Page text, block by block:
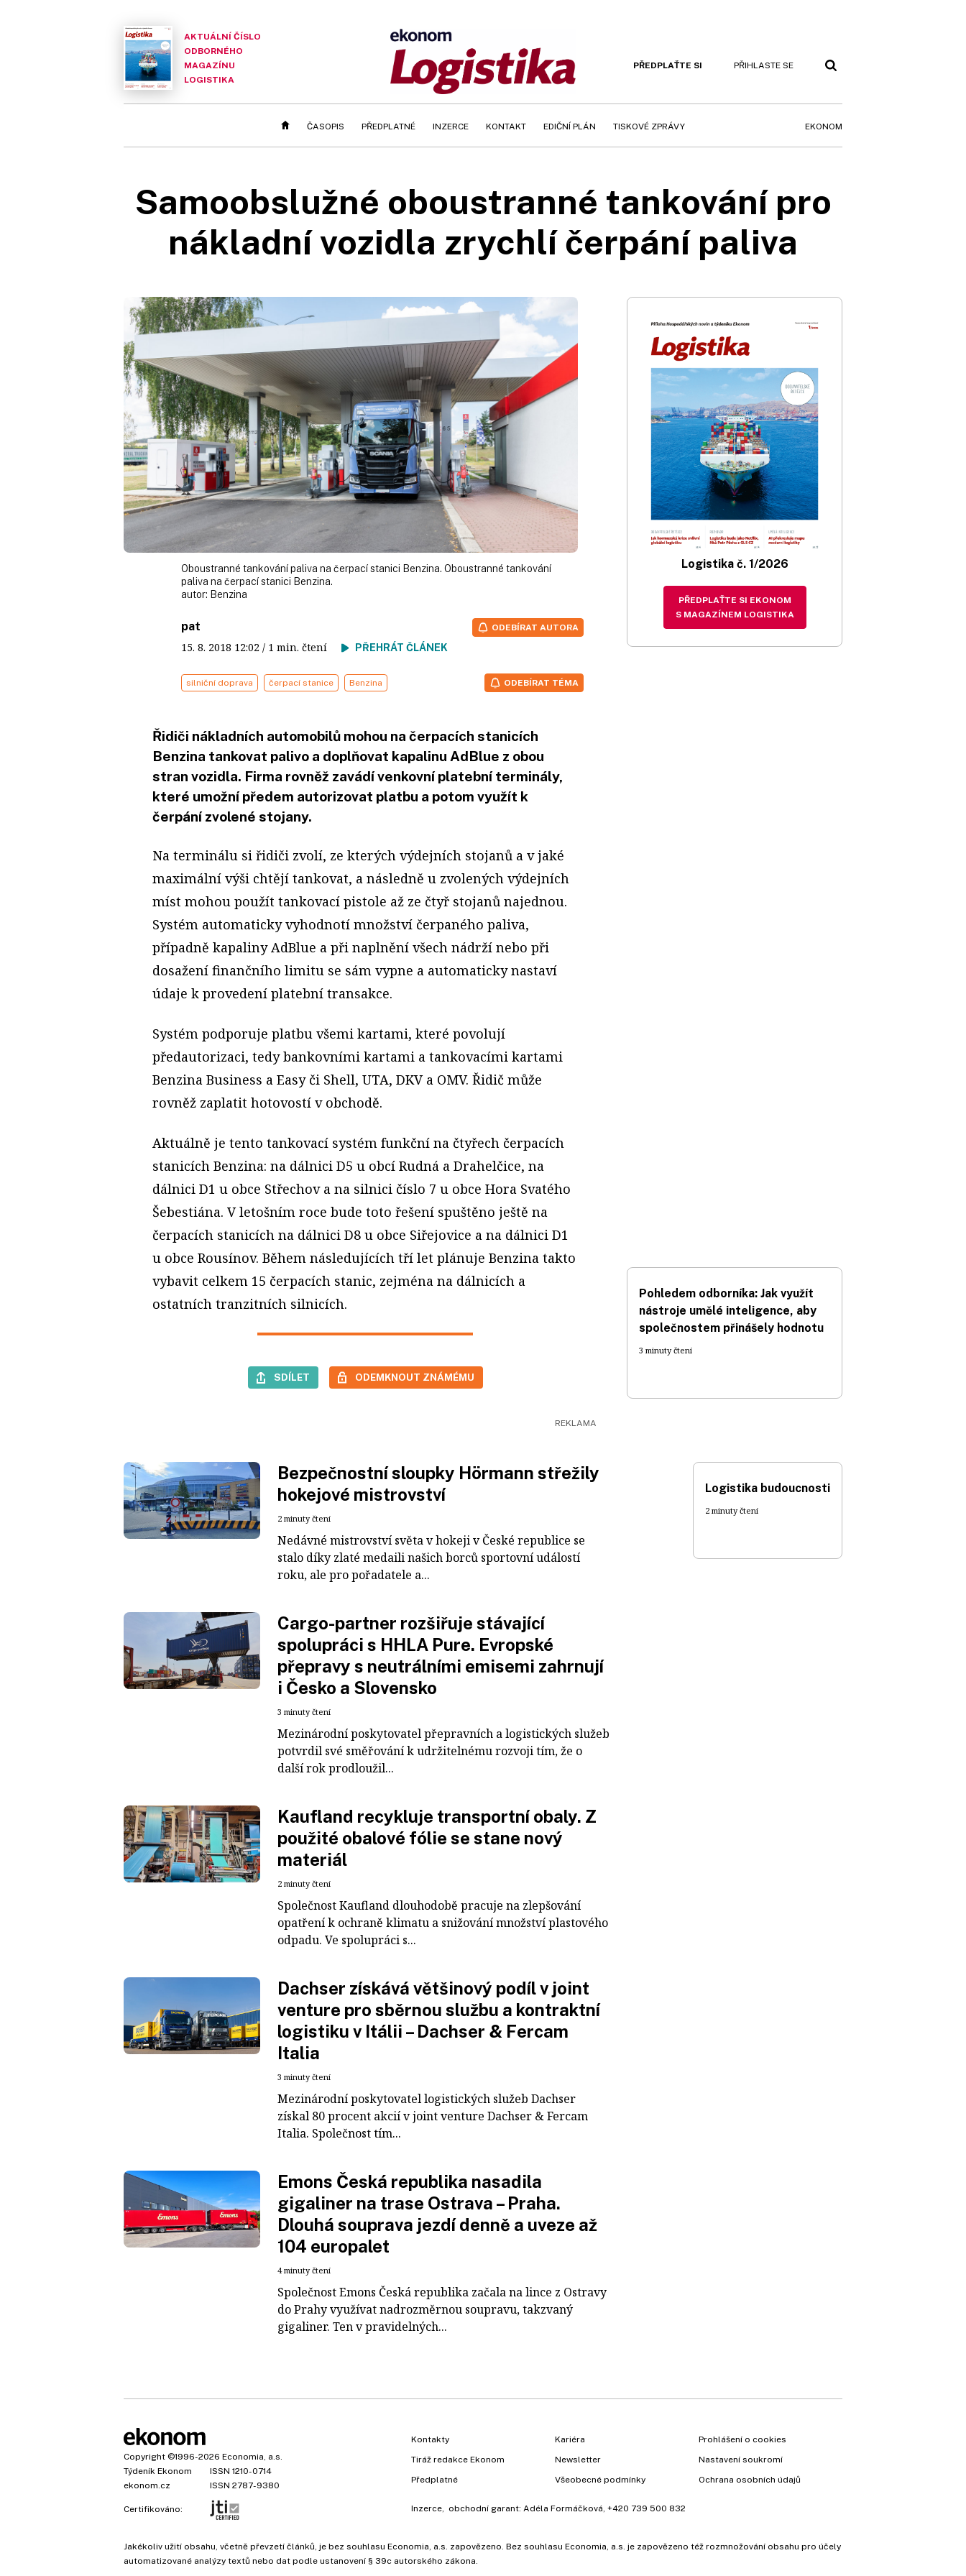
AKTUÁLNÍ ČÍSLO
ODBORNÉHO
MAGAZÍNU
LOGISTIKA
PŘEDPLAŤTE SI PŘIHLASTE SE
ČASOPIS PŘEDPLATNÉ INZERCE KONTAKT EDIČNÍ PLÁN TISKOVÉ ZPRÁVY EKONOM
Samoobslužné oboustranné tankování pro
nákladní vozidla zrychlí čerpání paliva
Oboustranné tankování paliva na čerpací stanici Benzina. Oboustranné tankování
paliva na čerpací stanici Benzina.
autor: Benzina
pat
15. 8. 2018 12:02 / 1 min. čtení PŘEHRÁT ČLÁNEK
ODEBÍRAT AUTORA
silniční doprava čerpací stanice Benzina ODEBÍRAT TÉMA
Řidiči nákladních automobilů mohou na čerpacích stanicích
Benzina tankovat palivo a doplňovat kapalinu AdBlue z obou
stran vozidla. Firma rovněž zavádí venkovní platební terminály,
které umožní předem autorizovat platbu a potom využít k
čerpání zvolené stojany.
Na terminálu si řidiči zvolí, ze kterých výdejních stojanů a v jaké
maximální výši chtějí tankovat, a následně u zvolených výdejních
míst mohou použít tankovací pistole až ze čtyř stojanů najednou.
Systém automaticky vyhodnotí množství čerpaného paliva,
případně kapaliny AdBlue a při naplnění všech nádrží nebo při
dosažení finančního limitu se sám vypne a automaticky nastaví
údaje k provedení platební transakce.
Systém podporuje platbu všemi kartami, které povolují
předautorizaci, tedy bankovními kartami a tankovacími kartami
Benzina Business a Easy či Shell, UTA, DKV a OMV. Řidič může
rovněž zaplatit hotovostí v obchodě.
Aktuálně je tento tankovací systém funkční na čtyřech čerpacích
stanicích Benzina: na dálnici D5 u obcí Rudná a Drahelčice, na
dálnici D1 u obce Střechov a na silnici číslo 7 u obce Hora Svatého
Šebestiána. V letošním roce bude toto řešení spuštěno ještě na
čerpacích stanicích na dálnici D8 u obce Siřejovice a na dálnici D1
u obce Rousínov. Během následujících tří let plánuje Benzina takto
vybavit celkem 15 čerpacích stanic, zejména na dálnicích a
ostatních tranzitních silnicích.
SDÍLET ODEMKNOUT ZNÁMÉMU
Logistika č. 1/2026
PŘEDPLAŤTE SI EKONOM
S MAGAZÍNEM LOGISTIKA
Pohledem odborníka: Jak využít
nástroje umělé inteligence, aby
společnostem přinášely hodnotu
3 minuty čtení
Bezpečnostní sloupky Hörmann střežily
hokejové mistrovství
2 minuty čtení
Nedávné mistrovství světa v hokeji v České republice se
stalo díky zlaté medaili našich borců sportovní událostí
roku, ale pro pořadatele a...
Cargo-partner rozšiřuje stávající
spolupráci s HHLA Pure. Evropské
přepravy s neutrálními emisemi zahrnují
i Česko a Slovensko
3 minuty čtení
Mezinárodní poskytovatel přepravních a logistických služeb
potvrdil své směřování k udržitelnému rozvoji tím, že o
další rok prodloužil...
Kaufland recykluje transportní obaly. Z
použité obalové fólie se stane nový
materiál
2 minuty čtení
Společnost Kaufland dlouhodobě pracuje na zlepšování
opatření k ochraně klimatu a snižování množství plastového
odpadu. Ve spolupráci s...
Dachser získává většinový podíl v joint
venture pro sběrnou službu a kontraktní
logistiku v Itálii – Dachser & Fercam
Italia
3 minuty čtení
Mezinárodní poskytovatel logistických služeb Dachser
získal 80 procent akcií v joint venture Dachser & Fercam
Italia. Společnost tím...
Emons Česká republika nasadila
gigaliner na trase Ostrava – Praha.
Dlouhá souprava jezdí denně a uveze až
104 europalet
4 minuty čtení
Společnost Emons Česká republika začala na lince z Ostravy
do Prahy využívat nadrozměrnou soupravu, takzvaný
gigaliner. Ten v pravidelných...
Logistika budoucnosti
2 minuty čtení
Copyright ©1996-2026 Economia, a.s.
Týdeník Ekonom
ISSN 1210-0714
ekonom.cz
ISSN 2787-9380
Certifikováno:
Kontakty
Tiráž redakce Ekonom
Předplatné
Kariéra
Newsletter
Všeobecné podmínky
Prohlášení o cookies
Nastavení soukromí
Ochrana osobních údajů
Inzerce, obchodní garant: Adéla Formáčková, +420 739 500 832
Jakékoliv užití obsahu, včetně převzetí článků, je bez souhlasu Economia, a.s. zapovězeno. Bez souhlasu Economia, a.s. je zapovězeno též rozmnožování obsahu pro účely
automatizované analýzy textů nebo dat podle ustanovení § 39c autorského zákona.